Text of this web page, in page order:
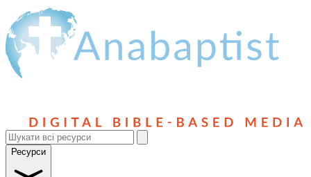
Ресурси